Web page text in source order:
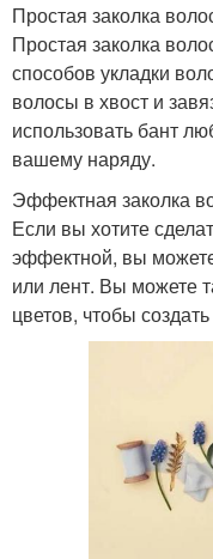
Простая заколка
Простая заколка
способов укладки
волосы в хвост и
использовать бант
вашему наряду.
Эффектная заколка
Если вы хотите
эффектной, вы
или лент. Вы можете
цветов, чтобы